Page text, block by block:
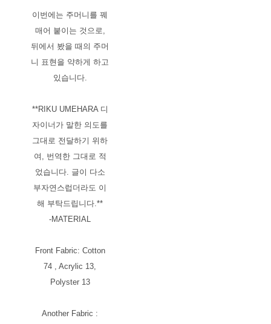
이번에는 주머니를 꿰
매어 붙이는 것으로,
뒤에서 봤을 때의 주머
니 표현을 약하게 하고
있습니다.
**RIKU UMEHARA 디
자이너가 말한 의도를
그대로 전달하기 위하
여, 번역한 그대로 적
었습니다. 글이 다소
부자연스럽더라도 이
해 부탁드립니다.**
-MATERIAL
Front Fabric: Cotton
74 , Acrylic 13,
Polyster 13
Another Fabric :